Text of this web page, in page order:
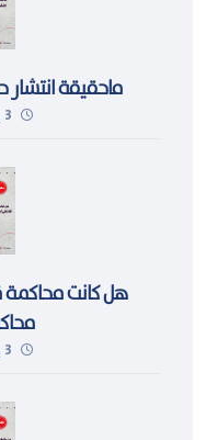
ماحقيقة انتشار
3 يونيو، 2026
هل كانت محاكمة
3 يونيو، 2026